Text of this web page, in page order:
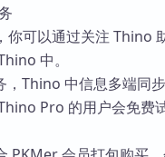
你可以通过关注 Thino
中。
Thino 中信息多端同步
Pro 的用户会免费